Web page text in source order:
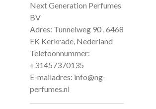
Next Generation Perfumes
BV
Adres: Tunnelweg 90 , 6468
EK Kerkrade, Nederland
Telefoonnummer:
+31457370135
E-mailadres: info@ng-
perfumes.nl